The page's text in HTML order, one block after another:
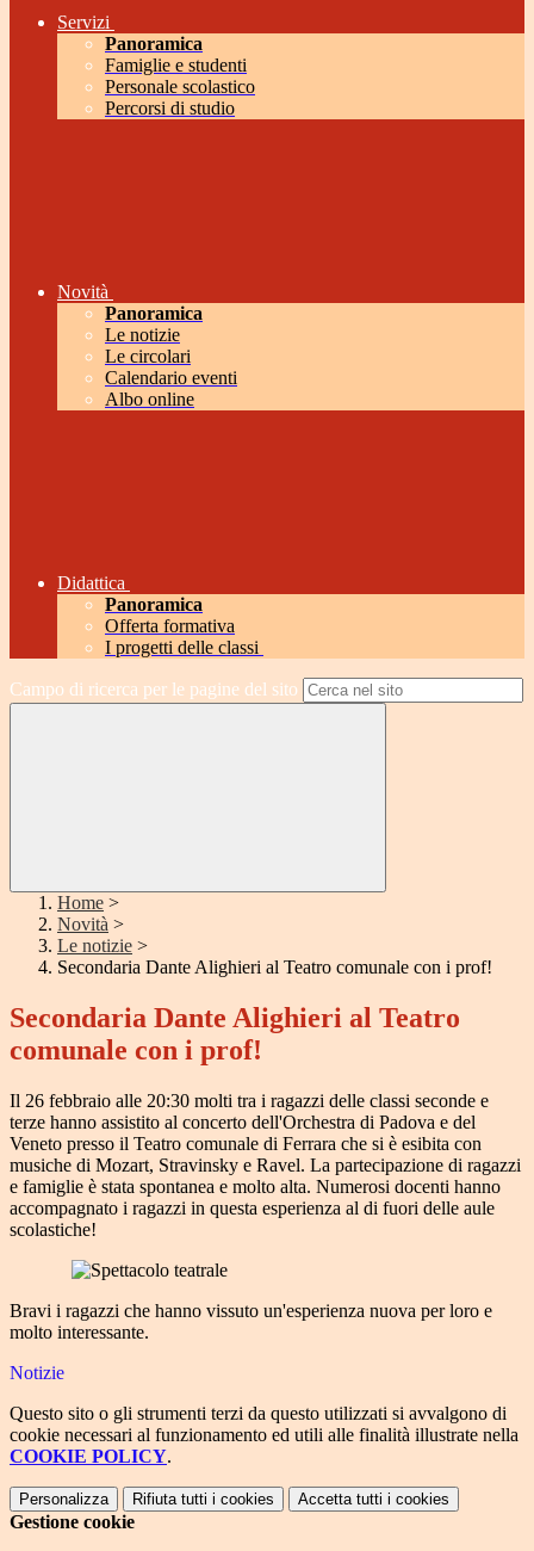
Servizi
Panoramica
Famiglie e studenti
Personale scolastico
Percorsi di studio
Novità
Panoramica
Le notizie
Le circolari
Calendario eventi
Albo online
Didattica
Panoramica
Offerta formativa
I progetti delle classi
Campo di ricerca per le pagine del sito
Home >
Novità >
Le notizie >
Secondaria Dante Alighieri al Teatro comunale con i prof!
Secondaria Dante Alighieri al Teatro
comunale con i prof!
Il 26 febbraio alle 20:30 molti tra i ragazzi delle classi seconde e
terze hanno assistito al concerto dell'Orchestra di Padova e del
Veneto presso il Teatro comunale di Ferrara che si è esibita con
musiche di Mozart, Stravinsky e Ravel. La partecipazione di ragazzi
e famiglie è stata spontanea e molto alta. Numerosi docenti hanno
accompagnato i ragazzi in questa esperienza al di fuori delle aule
scolastiche!
Bravi i ragazzi che hanno vissuto un'esperienza nuova per loro e
molto interessante.
Notizie
Questo sito o gli strumenti terzi da questo utilizzati si avvalgono di
cookie necessari al funzionamento ed utili alle finalità illustrate nella
COOKIE POLICY.
Personalizza Rifiuta tutti i cookies Accetta tutti i cookies
Gestione cookie